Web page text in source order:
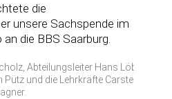
die
unsere Sachspende im
die BBS Saarburg.
Abteilungsleiter Hans Löber,
und die Lehrkräfte Carsten